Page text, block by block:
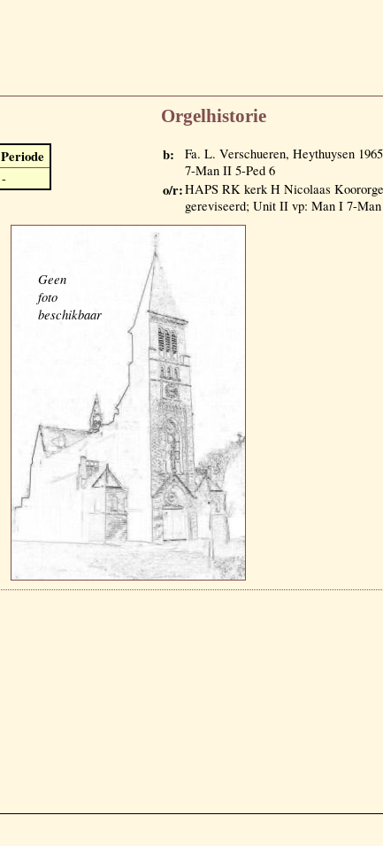
Periode
-
Orgelhistorie
b:
Fa. L. Verschueren, Heythuysen
7-Man II 5-Ped 6
o/r:HAPS RK kerk H Nicolaas
gereviseerd; Unit II vp: Man I 7-
Geen
foto
beschikbaar